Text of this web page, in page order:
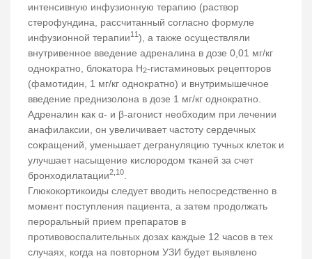
интенсивную инфузионную терапию (раствор
стерофундина, рассчитанный согласно формуле
инфузионной терапии11 ), а также осуществляли
внутривенное введение адреналина в дозе 0,01 мг/кг
однократно, блокатора Н2-гистаминовых рецепторов
(фамотидин, 1 мг/кг однократно) и внутримышечное
введение преднизолона в дозе 1 мг/кг однократно.
Адреналин как α- и β-агонист необходим при лечении
анафилаксии, он увеличивает частоту сердечных
сокращений, уменьшает дегрануляцию тучных клеток и
улучшает насыщение кислородом тканей за счет
бронходилатации2,10
Глюкокортикоиды следует вводить непосредственно в
момент поступления пациента, а затем продолжать
пероральный прием препаратов в
противовоспалительных дозах каждые 12 часов в тех
случаях, когда на повторном УЗИ будет выявлено